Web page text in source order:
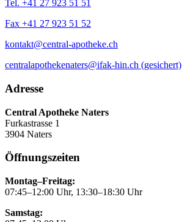
Tel. +41 27 923 51 51
Fax +41 27 923 51 52
kontakt@central-apotheke.ch
centralapothekenaters@ifak-hin.ch (gesichert)
Adresse
Central Apotheke Naters
Furkastrasse 1
3904 Naters
Öffnungszeiten
Montag–Freitag:
07:45–12:00 Uhr, 13:30–18:30 Uhr
Samstag: